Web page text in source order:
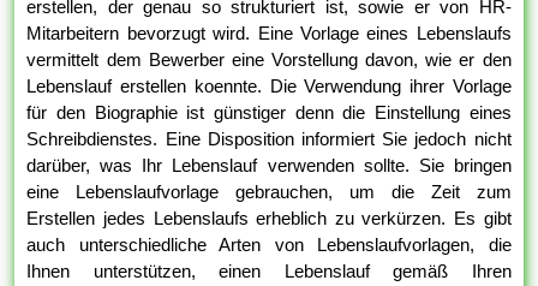
erstellen, der genau so strukturiert ist, sowie er von HR-
Mitarbeitern bevorzugt wird. Eine Vorlage eines Lebenslaufs
vermittelt dem Bewerber eine Vorstellung davon, wie er den
Lebenslauf erstellen koennte. Die Verwendung ihrer Vorlage
für den Biographie ist günstiger denn die Einstellung eines
Schreibdienstes. Eine Disposition informiert Sie jedoch nicht
darüber, was Ihr Lebenslauf verwenden sollte. Sie bringen
eine Lebenslaufvorlage gebrauchen, um die Zeit zum
Erstellen jedes Lebenslaufs erheblich zu verkürzen. Es gibt
auch unterschiedliche Arten von Lebenslaufvorlagen, die
Ihnen unterstützen, einen Lebenslauf gemäß Ihren